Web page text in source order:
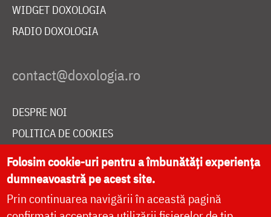
WIDGET DOXOLOGIA
RADIO DOXOLOGIA
DESPRE NOI
POLITICA DE COOKIES
DONEAZĂ ONLINE PENTRU CATEDRALA NAȚIONALĂ
LIVE
Folosim cookie-uri pentru a îmbunătăți experiența
dumneavoastră pe acest site.
Prin continuarea navigării în această pagină